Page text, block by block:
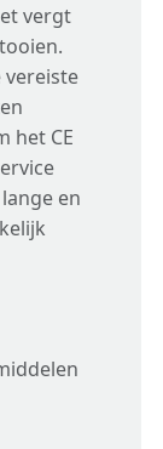
vergt
vereiste
het CE
en